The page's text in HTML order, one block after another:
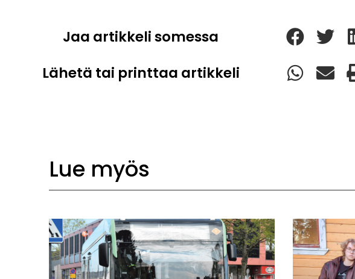
Jaa artikkeli somessa
Lähetä tai printtaa artikkeli
Lue myös